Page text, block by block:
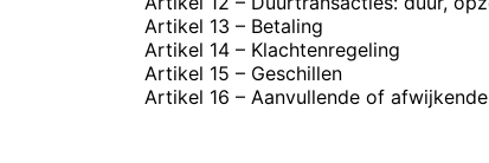
Artikel 13 – Betaling
Artikel 14 – Klachtenregeling
Artikel 15 – Geschillen
Artikel 16 – Aanvullende of